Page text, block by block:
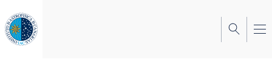
al
contenido
principal